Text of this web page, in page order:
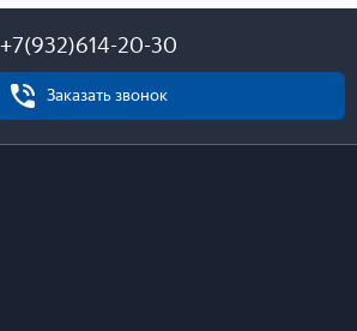
+7(932)614-20-30
Заказать звонок